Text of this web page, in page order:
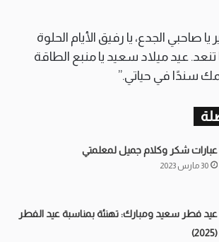
صاحبي الجدع، يا رفيق الأيام الحلوة
عيد ميلاد سعيد يا منبع الطاقة
سندًا في حياتي.”
عبارات شكر وكلام جميل لمعلمتي
30 مارس 2023
عيد فطر سعيد ومبارك: تهنئة بمناسبة عيد الفطر
(2025)